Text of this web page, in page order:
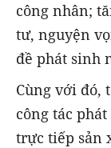
công nhân;
tư, nguyện
đề phát sinh
Cùng với đó,
công tác
trực tiếp sản